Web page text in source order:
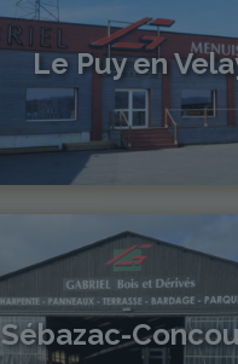
Le Puy en
04 71 01 13 30
lepuy@gabriel-sa.fr
Sébazac-